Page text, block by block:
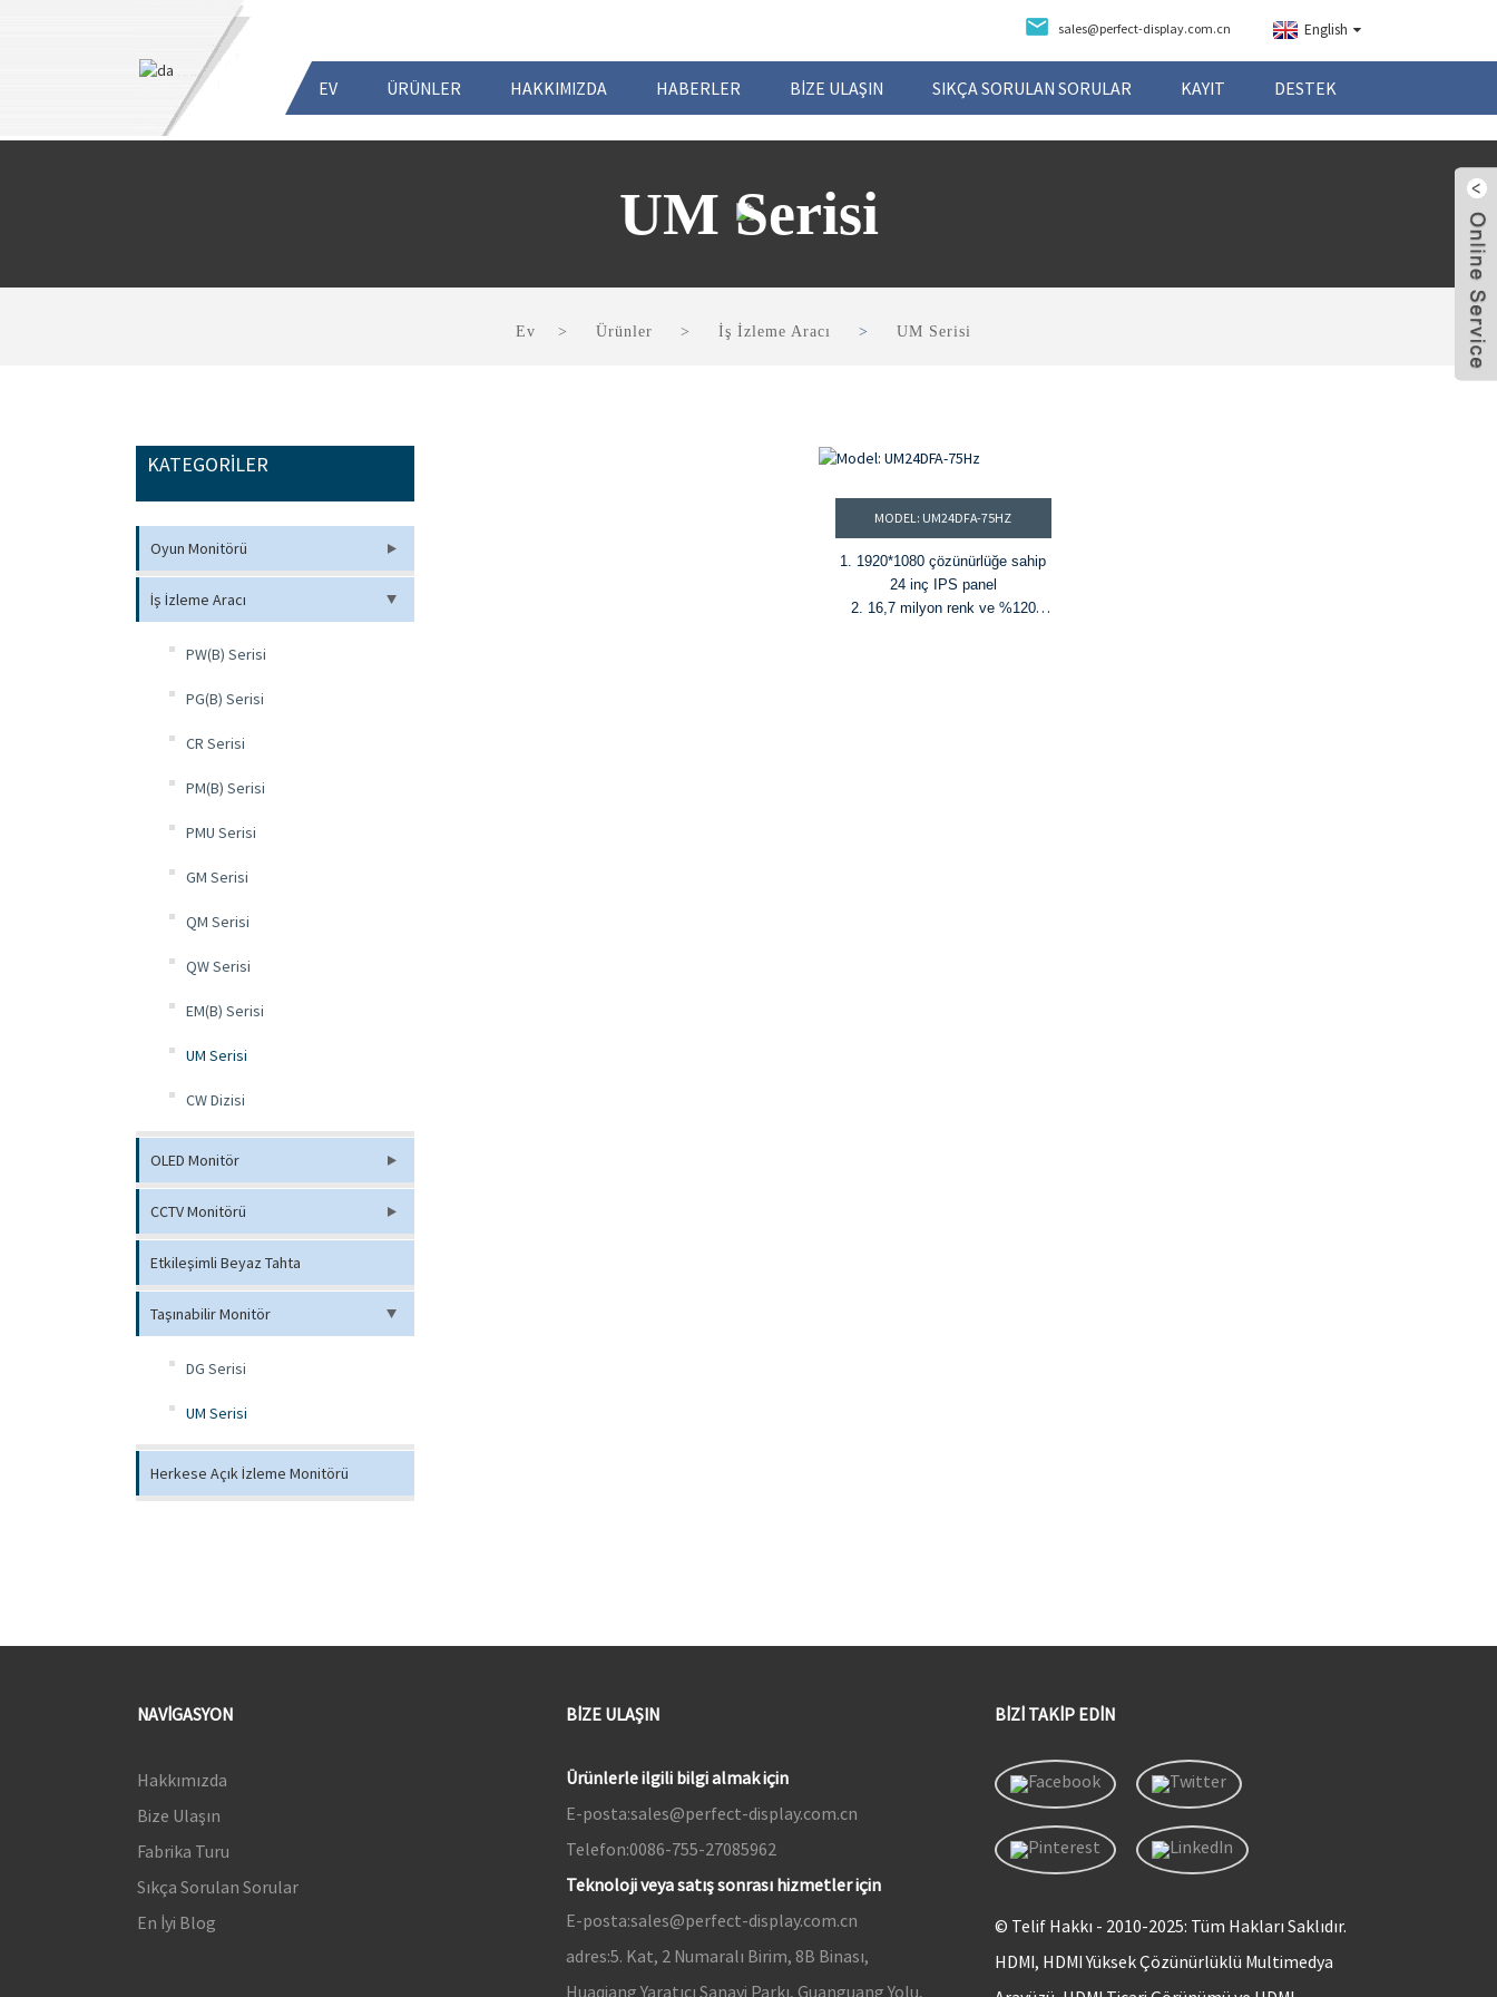
sales@perfect-display.com.cn English
EV ÜRÜNLER HAKKIMIZDA HABERLER BIZE ULAŞIN SIKÇA SORULAN SORULAR KAYIT DESTEK
UM Serisi
Ev Ürünler İş İzleme Aracı UM Serisi
KATEGORILER
Oyun Monitörü
İş İzleme Aracı
PW(B) Serisi
PG(B) Serisi
CR Serisi
PM(B) Serisi
PMU Serisi
GM Serisi
QM Serisi
QW Serisi
EM(B) Serisi
UM Serisi
CW Dizisi
OLED Monitör
CCTV Monitörü
Etkileşimli Beyaz Tahta
Taşınabilir Monitör
DG Serisi
UM Serisi
Herkese Açık İzleme Monitörü
MODEL: UM24DFA-75HZ
1. 1920*1080 çözünürlüğe sahip
24 inç IPS panel
2. 16,7 milyon renk ve %120
NAVIGASYON
Hakkımızda
Bize Ulaşın
Fabrika Turu
Sıkça Sorulan Sorular
En İyi Blog
BIZE ULAŞIN
Ürünlerle ilgili bilgi almak için
E-posta:sales@perfect-display.com.cn
Telefon:0086-755-27085962
Teknoloji veya satış sonrası hizmetler için
E-posta:sales@perfect-display.com.cn
adres:5. Kat, 2 Numaralı Birim, 8B Binası,
Huaqiang Yaratıcı Sanayi Parkı, Guanguang Yolu,
BIZI TAKIP EDIN
© Telif Hakkı - 2010-2025: Tüm Hakları Saklıdır.
HDMI, HDMI Yüksek Çözünürlüklü Multimedya